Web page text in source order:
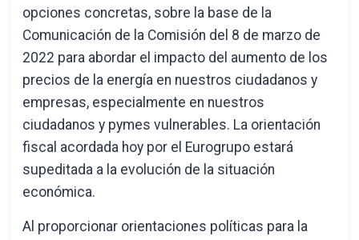
opciones concretas, sobre la base de la
Comunicación de la Comisión del 8 de marzo de
2022 para abordar el impacto del aumento de los
precios de la energía en nuestros ciudadanos y
empresas, especialmente en nuestros
ciudadanos y pymes vulnerables. La orientación
fiscal acordada hoy por el Eurogrupo estará
supeditada a la evolución de la situación
económica.
Al proporcionar orientaciones políticas para la